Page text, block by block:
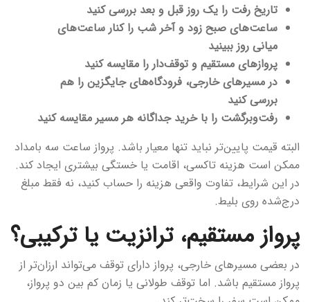
تاریخ رفت را یک روز قبل و بعد بررسی کنید
ساعت‌های صبح زود و آخر شب را کنار ساعت‌های
میانی روز ببینید
پروازهای مستقیم و توقف‌دار را مقایسه کنید
در مسیرهای خارجی، فرودگاه‌های جایگزین را هم
بررسی کنید
رفت‌وبرگشت را با خرید جداگانه هر مسیر مقایسه کنید
البته قیمت پایین‌تر نباید تنها معیار باشد. پرواز ساعت سه بامداد
ممکن است هزینه تاکسی، اقامت یا خستگی بیشتری ایجاد کند.
در این شرایط، تفاوت واقعی هزینه را حساب کنید، نه فقط مبلغ
درج‌شده روی بلیط.
پرواز مستقیم، ترانزیت یا ترکیبی؟
در بعضی مسیرهای خارجی، پرواز دارای توقف می‌تواند ارزان‌تر از
پرواز مستقیم باشد. اما توقف طولانی یا زمان کم بین دو پرواز،